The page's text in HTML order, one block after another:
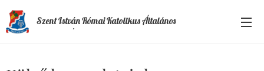
Szent István Római Katolikus Általános